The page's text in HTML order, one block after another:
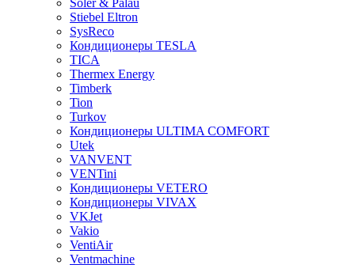
Soler & Palau
Stiebel Eltron
SysReco
Кондиционеры TESLA
TICA
Thermex Energy
Timberk
Tion
Turkov
Кондиционеры ULTIMA COMFORT
Utek
VANVENT
VENTini
Кондиционеры VETERO
Кондиционеры VIVAX
VKJet
Vakio
VentiAir
Ventmachine